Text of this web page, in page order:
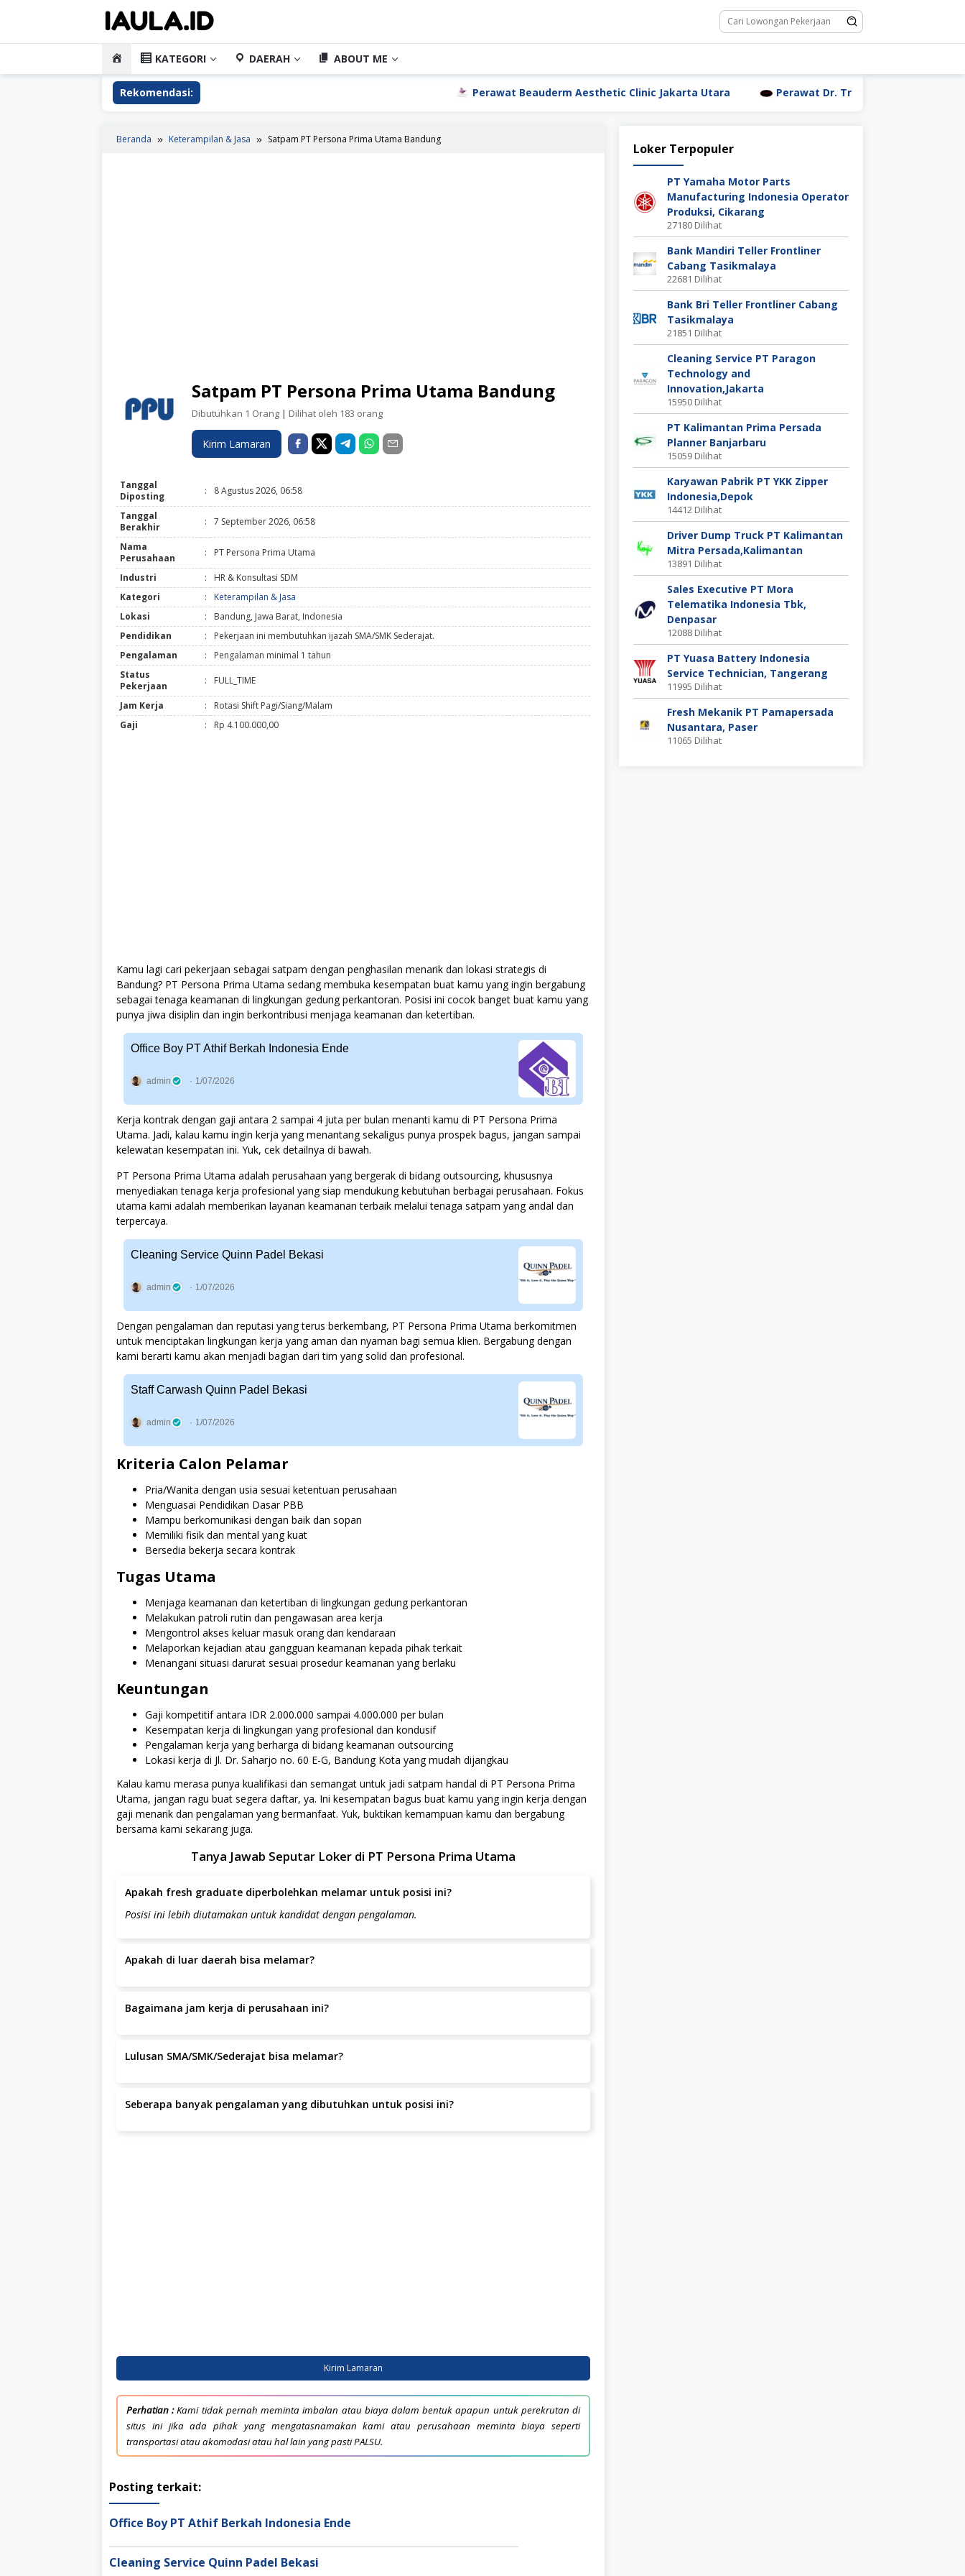
HOME KATEGORI DAERAH ABOUT ME
Rekomendasi: Perawat Beauderm Aesthetic Clinic Jakarta Utara Perawat Dr. Triyanti Sundari Jakarta Utara
Beranda Keterampilan & Jasa Satpam PT Persona Prima Utama Bandung
Satpam PT Persona Prima Utama Bandung
Dibutuhkan 1 Orang | Dilihat oleh 183 orang
Kirim Lamaran
Tanggal
Diposting
: 8 Agustus 2026, 06:58
Tanggal
Berakhir
: 7 September 2026, 06:58
Nama
Perusahaan
: PT Persona Prima Utama
Industri :
HR & Konsultasi SDM
Kategori
:
Keterampilan & Jasa
Lokasi
:
Bandung, Jawa Barat, Indonesia
Pendidikan
:
Pekerjaan ini membutuhkan ijazah SMA/SMK Sederajat.
Pengalaman
:
Pengalaman minimal 1 tahun
Status
Pekerjaan
: FULL_TIME
Jam Kerja :
Rotasi Shift Pagi/Siang/Malam
Gaji
: Rp 4.100.000,00
Kamu lagi cari pekerjaan sebagai satpam dengan penghasilan menarik dan lokasi strategis di
Bandung? PT Persona Prima Utama sedang membuka kesempatan buat kamu yang ingin bergabung
sebagai tenaga keamanan di lingkungan gedung perkantoran. Posisi ini cocok banget buat kamu yang
punya jiwa disiplin dan ingin berkontribusi menjaga keamanan dan ketertiban.
Office Boy PT Athif Berkah Indonesia Ende
admin 1/07/2026
Kerja kontrak dengan gaji antara 2 sampai 4 juta per bulan menanti kamu di PT Persona Prima
Utama. Jadi, kalau kamu ingin kerja yang menantang sekaligus punya prospek bagus, jangan sampai
kelewatan kesempatan ini. Yuk, cek detailnya di bawah.
PT Persona Prima Utama adalah perusahaan yang bergerak di bidang outsourcing, khususnya
menyediakan tenaga kerja profesional yang siap mendukung kebutuhan berbagai perusahaan. Fokus
utama kami adalah memberikan layanan keamanan terbaik melalui tenaga satpam yang andal dan
terpercaya.
Cleaning Service Quinn Padel Bekasi
admin 1/07/2026
Dengan pengalaman dan reputasi yang terus berkembang, PT Persona Prima Utama berkomitmen
untuk menciptakan lingkungan kerja yang aman dan nyaman bagi semua klien. Bergabung dengan
kami berarti kamu akan menjadi bagian dari tim yang solid dan profesional.
Staff Carwash Quinn Padel Bekasi
admin 1/07/2026
Kriteria Calon Pelamar
Pria/Wanita dengan usia sesuai ketentuan perusahaan
Menguasai Pendidikan Dasar PBB
Mampu berkomunikasi dengan baik dan sopan
Memiliki fisik dan mental yang kuat
Bersedia bekerja secara kontrak
Tugas Utama
Menjaga keamanan dan ketertiban di lingkungan gedung perkantoran
Melakukan patroli rutin dan pengawasan area kerja
Mengontrol akses keluar masuk orang dan kendaraan
Melaporkan kejadian atau gangguan keamanan kepada pihak terkait
Menangani situasi darurat sesuai prosedur keamanan yang berlaku
Keuntungan
Gaji kompetitif antara IDR 2.000.000 sampai 4.000.000 per bulan
Kesempatan kerja di lingkungan yang profesional dan kondusif
Pengalaman kerja yang berharga di bidang keamanan outsourcing
Lokasi kerja di Jl. Dr. Saharjo no. 60 E-G, Bandung Kota yang mudah dijangkau
Kalau kamu merasa punya kualifikasi dan semangat untuk jadi satpam handal di PT Persona Prima
Utama, jangan ragu buat segera daftar, ya. Ini kesempatan bagus buat kamu yang ingin kerja dengan
gaji menarik dan pengalaman yang bermanfaat. Yuk, buktikan kemampuan kamu dan bergabung
bersama kami sekarang juga.
Tanya Jawab Seputar Loker di PT Persona Prima Utama
Apakah fresh graduate diperbolehkan melamar untuk posisi ini?
Posisi ini lebih diutamakan untuk kandidat dengan pengalaman.
Apakah di luar daerah bisa melamar?
Bagaimana jam kerja di perusahaan ini?
Lulusan SMA/SMK/Sederajat bisa melamar?
Seberapa banyak pengalaman yang dibutuhkan untuk posisi ini?
Kirim Lamaran
Perhatian :Kami tidak pernah meminta imbalan atau biaya dalam bentuk apapun untuk perekrutan di
situs ini jika ada pihak yang mengatasnamakan kami atau perusahaan meminta biaya seperti
transportasi atau akomodasi atau hal lain yang pasti PALSU.
Posting terkait:
Office Boy PT Athif Berkah Indonesia Ende
Cleaning Service Quinn Padel Bekasi
Loker Terpopuler
PT Yamaha Motor Parts
Manufacturing Indonesia Operator
Produksi, Cikarang
27180 Dilihat
Bank Mandiri Teller Frontliner
Cabang Tasikmalaya
22681 Dilihat
Bank Bri Teller Frontliner Cabang
Tasikmalaya
21851 Dilihat
Cleaning Service PT Paragon
Technology and
Innovation,Jakarta
15950 Dilihat
PT Kalimantan Prima Persada
Planner Banjarbaru
15059 Dilihat
Karyawan Pabrik PT YKK Zipper
Indonesia,Depok
14412 Dilihat
Driver Dump Truck PT Kalimantan
Mitra Persada,Kalimantan
13891 Dilihat
Sales Executive PT Mora
Telematika Indonesia Tbk,
Denpasar
12088 Dilihat
PT Yuasa Battery Indonesia
Service Technician, Tangerang
11995 Dilihat
Fresh Mekanik PT Pamapersada
Nusantara, Paser
11065 Dilihat